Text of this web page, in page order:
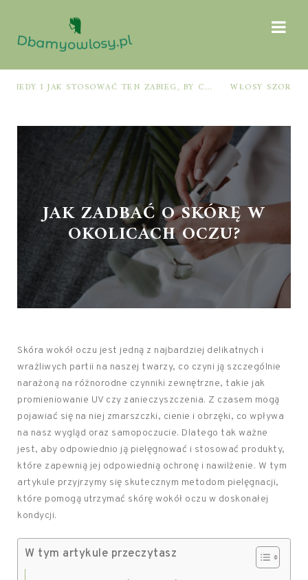
PRE-POO – KIEDY I JAK STOSOWAĆ TEN ZABIEG, BY CHRONIĆ I NAWILŻAĆ WŁOSY PRZED MYCIEM SZAMPONEM WŁOSY SZORSTKIE PO MYCIU: PRZYCZYNY I SPRAWDZONE SPOSOBY NA ODZYSKANIE MIĘKKOŚCI I BLASKU
JAK ZADBAĆ O SKÓRĘ W
OKOLICACH OCZU?
Skóra wokół oczu jest jedną z najbardziej delikatnych i
wrażliwych partii na naszej twarzy, co czyni ją szczególnie
narażoną na różnorodne czynniki zewnętrzne, takie jak
promieniowanie UV czy zanieczyszczenia. Z czasem mogą
pojawiać się na niej zmarszczki, cienie i obrzęki, co wpływa
na nasz wygląd oraz samopoczucie. Dlatego tak ważne
jest, aby odpowiednio ją pielęgnować i stosować produkty,
które zapewnią jej odpowiednią ochronę i nawilżenie. W tym
artykule przyjrzymy się skutecznym metodom pielęgnacji,
które pomogą utrzymać skórę wokół oczu w doskonałej
kondycji.
W tym artykule przeczytasz